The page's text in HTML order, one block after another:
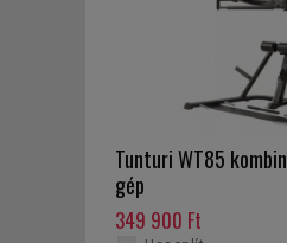
Tunturi WT85
gép
349 900 Ft